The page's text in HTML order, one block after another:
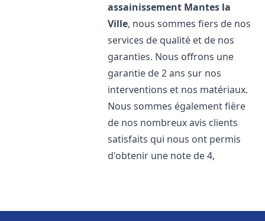
assainissement Mantes la
Ville, nous sommes fiers de nos
services de qualité et de nos
garanties. Nous offrons une
garantie de 2 ans sur nos
interventions et nos matériaux.
Nous sommes également fière
de nos nombreux avis clients
satisfaits qui nous ont permis
d'obtenir une note de 4,